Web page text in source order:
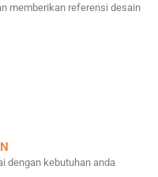
memberikan referensi desain
dengan kebutuhan anda